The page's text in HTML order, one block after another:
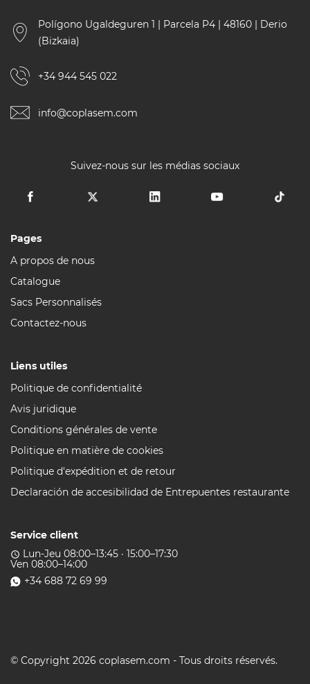
Polígono Ugaldeguren 1 | Parcela P4 | 48160 | Derio
(Bizkaia)
+34 944 545 022
info@coplasem.com
Suivez-nous sur les médias sociaux
Pages
A propos de nous
Catalogue
Sacs Personnalisés
Contactez-nous
Liens utiles
Politique de confidentialité
Avis juridique
Conditions générales de vente
Politique en matière de cookies
Politique d'expédition et de retour
Declaración de accesibilidad de Entrepuentes restaurante
Service client
access_time Lun-Jeu 08:00–13:45 · 15:00–17:30
Ven 08:00–14:00
+34 688 72 69 99
© Copyright 2026 coplasem.com - Tous droits réservés.